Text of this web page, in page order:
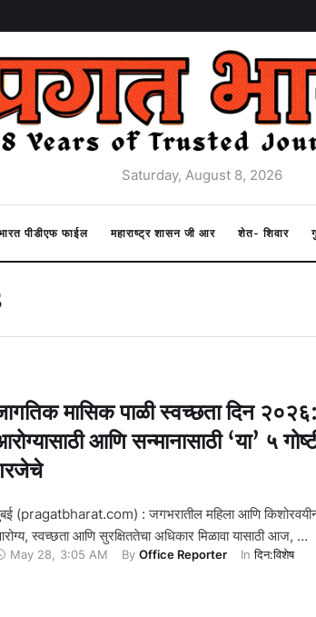
Saturday, August 8, 2026
पीडीएफ फाईल महाराष्ट्र शासन जी आर शेत- शिवार
मासिक पाळी स्वच्छता दिन २०२६:
आणि सन्मानासाठी ‘या’ ५
(pragatbharat.com) : जगभरातील महिला आणि किशोरवयीन
स्वच्छता आणि सुरक्षिततेचा अधिकार मिळावा यासाठी आज, …
May 28 3:05 AM By Office Reporter In दिन:विशेष